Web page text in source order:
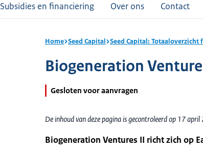
Subsidies en financiering Over ons Contact
Home Seed Capital Seed Capital: Totaaloverzicht
Biogeneration
Gesloten voor aanvragen
De inhoud van deze pagina is gecontroleerd op 17
Biogeneration Ventures II richt zich op